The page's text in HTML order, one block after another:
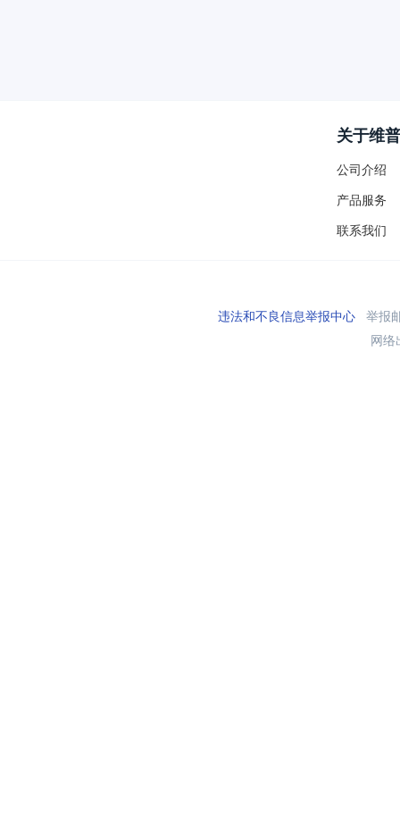
关于维普
公司介绍
产品服务
联系我们
违法和不良信息举报中心举报
网